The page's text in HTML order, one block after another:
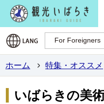
For Foreigners
For Foreigners
ホーム 特集・オススメ
いばらきの美